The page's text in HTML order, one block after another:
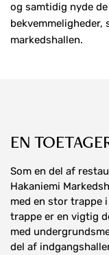
og samtidig nyde
bekvemmeligheder,
markedshallen.
EN
Som en del af
Hakaniemi
med en stor trappe
trappe er en vigtig
med
del af